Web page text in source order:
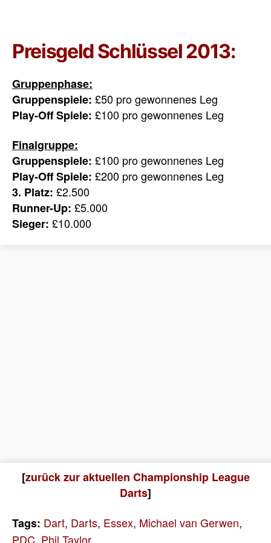
Preisgeld Schlüssel 2013:
Gruppenphase:
Gruppenspiele: £50 pro gewonnenes Leg
Play-Off Spiele: £100 pro gewonnenes Leg
Finalgruppe:
Gruppenspiele: £100 pro gewonnenes Leg
Play-Off Spiele: £200 pro gewonnenes Leg
3. Platz: £2.500
Runner-Up: £5.000
Sieger: £10.000
[zurück zur aktuellen Championship League
Darts]
Tags: Dart, Darts, Essex, Michael van Gerwen,
PDC, Phil Taylor